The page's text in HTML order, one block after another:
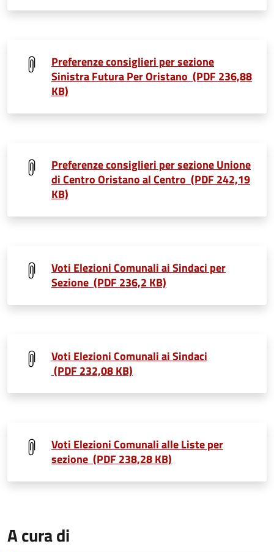
Preferenze consiglieri per sezione
Sinistra Futura Per Oristano (PDF 236,88
KB)
Preferenze consiglieri per sezione Unione
di Centro Oristano al Centro (PDF 242,19
KB)
Voti Elezioni Comunali ai Sindaci per
Sezione (PDF 236,2 KB)
Voti Elezioni Comunali ai Sindaci
(PDF 232,08 KB)
Voti Elezioni Comunali alle Liste per
sezione (PDF 238,28 KB)
A cura di